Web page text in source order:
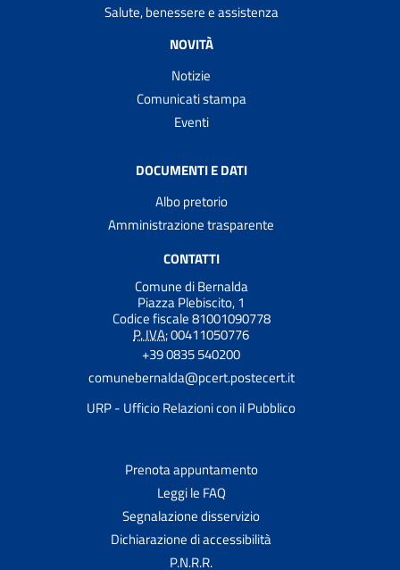
Salute, benessere e assistenza
NOVITÀ
Notizie
Comunicati stampa
Eventi
DOCUMENTI E DATI
Albo pretorio
Amministrazione trasparente
CONTATTI
Comune di Bernalda
Piazza Plebiscito, 1
Codice fiscale 81001090778
P. IVA:00411050776
+39 0835 540200
comunebernalda@pcert.postecert.it
URP - Ufficio Relazioni con il Pubblico
Prenota appuntamento
Leggi le FAQ
Segnalazione disservizio
Dichiarazione di accessibilità
P.N.R.R.